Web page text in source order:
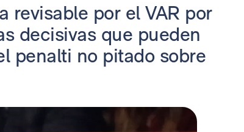
revisable por el VAR por
decisivas que pueden
penalti no pitado sobre